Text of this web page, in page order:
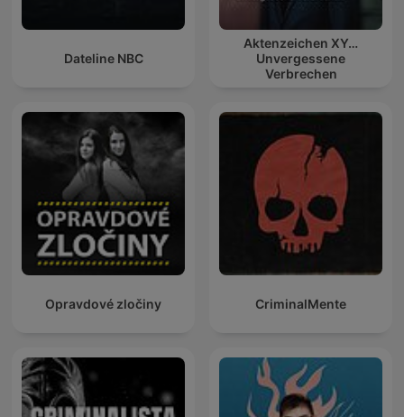
Dateline NBC
Aktenzeichen XY…
Unvergessene
Verbrechen
Opravdové zločiny CriminalMente